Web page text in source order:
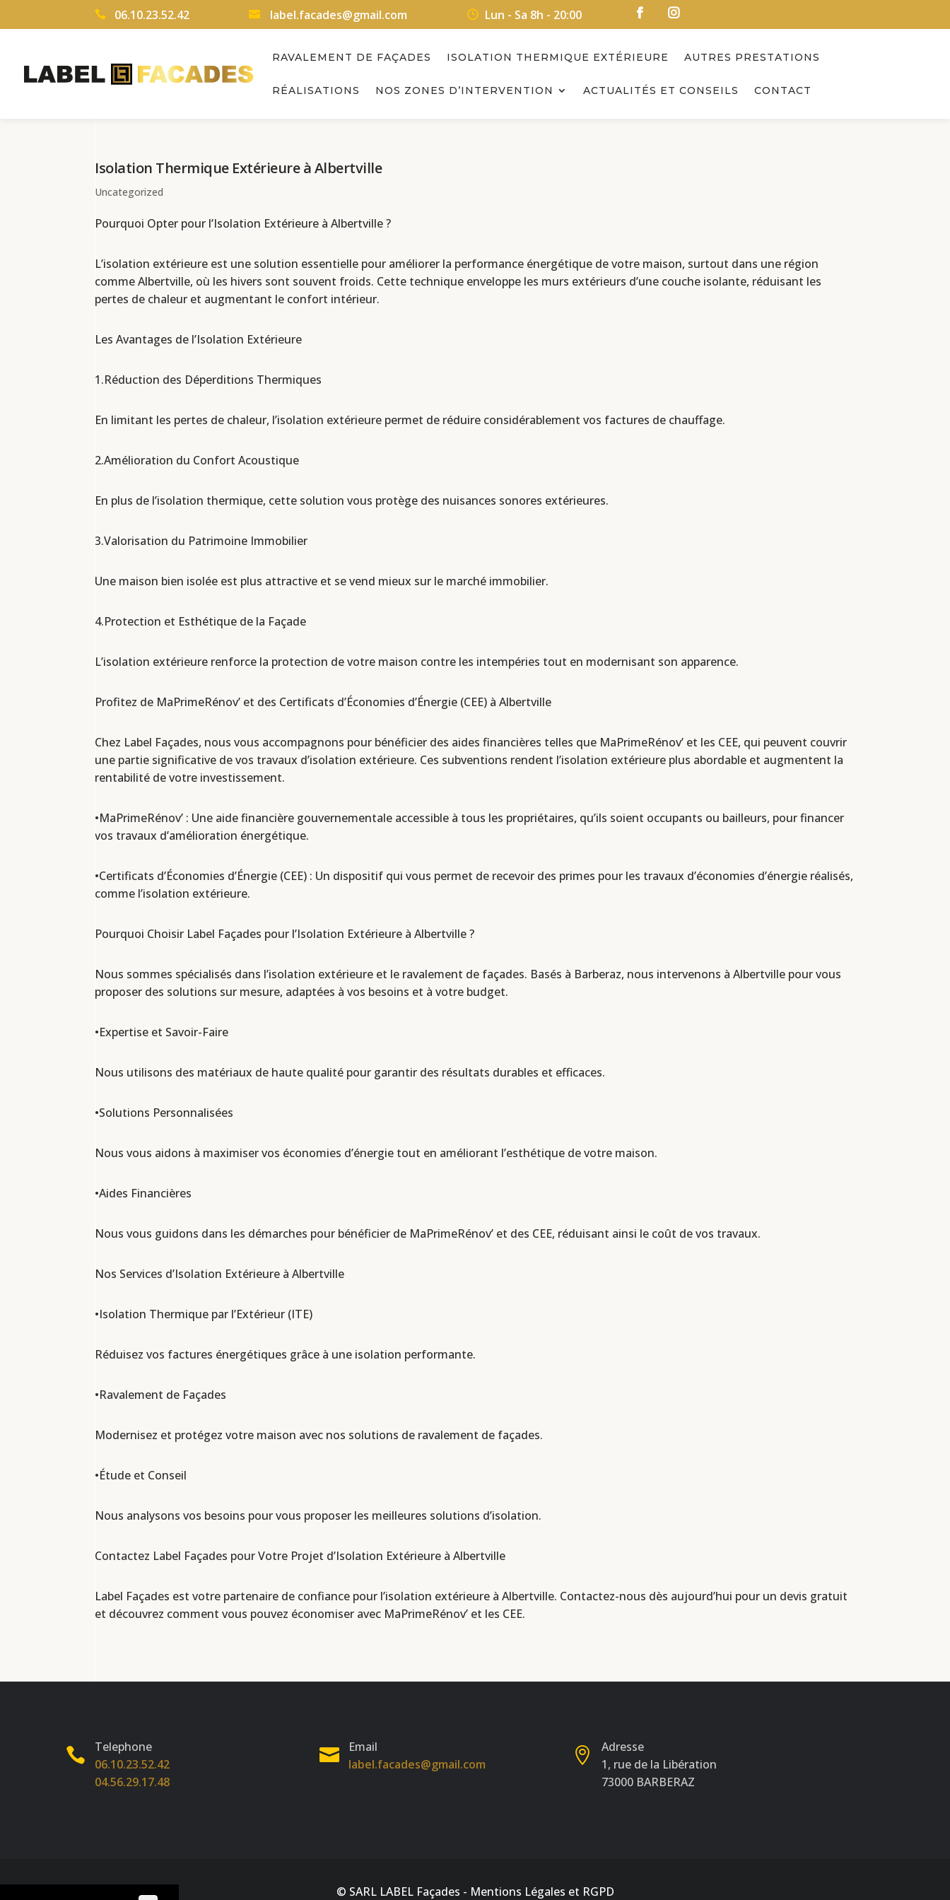
06.10.23.52.42 label.facades@gmail.com Lun - Sa 8h - 20:00
RAVALEMENT DE FAÇADES ISOLATION THERMIQUE EXTÉRIEURE AUTRES PRESTATIONS
RÉALISATIONS NOS ZONES D’INTERVENTION ACTUALITÉS ET CONSEILS CONTACT
Isolation Thermique Extérieure à Albertville
Uncategorized
Pourquoi Opter pour l’Isolation Extérieure à Albertville ?
L’isolation extérieure est une solution essentielle pour améliorer la performance énergétique de votre maison, surtout dans une région
comme Albertville, où les hivers sont souvent froids. Cette technique enveloppe les murs extérieurs d’une couche isolante, réduisant les
pertes de chaleur et augmentant le confort intérieur.
Les Avantages de l’Isolation Extérieure
1.Réduction des Déperditions Thermiques
En limitant les pertes de chaleur, l’isolation extérieure permet de réduire considérablement vos factures de chauffage.
2.Amélioration du Confort Acoustique
En plus de l’isolation thermique, cette solution vous protège des nuisances sonores extérieures.
3.Valorisation du Patrimoine Immobilier
Une maison bien isolée est plus attractive et se vend mieux sur le marché immobilier.
4.Protection et Esthétique de la Façade
L’isolation extérieure renforce la protection de votre maison contre les intempéries tout en modernisant son apparence.
Profitez de MaPrimeRénov’ et des Certificats d’Économies d’Énergie (CEE) à Albertville
Chez Label Façades, nous vous accompagnons pour bénéficier des aides financières telles que MaPrimeRénov’ et les CEE, qui peuvent couvrir
une partie significative de vos travaux d’isolation extérieure. Ces subventions rendent l’isolation extérieure plus abordable et augmentent la
rentabilité de votre investissement.
•MaPrimeRénov’ : Une aide financière gouvernementale accessible à tous les propriétaires, qu’ils soient occupants ou bailleurs, pour financer
vos travaux d’amélioration énergétique.
•Certificats d’Économies d’Énergie (CEE) : Un dispositif qui vous permet de recevoir des primes pour les travaux d’économies d’énergie réalisés,
comme l’isolation extérieure.
Pourquoi Choisir Label Façades pour l’Isolation Extérieure à Albertville ?
Nous sommes spécialisés dans l’isolation extérieure et le ravalement de façades. Basés à Barberaz, nous intervenons à Albertville pour vous
proposer des solutions sur mesure, adaptées à vos besoins et à votre budget.
•Expertise et Savoir-Faire
Nous utilisons des matériaux de haute qualité pour garantir des résultats durables et efficaces.
•Solutions Personnalisées
Nous vous aidons à maximiser vos économies d’énergie tout en améliorant l’esthétique de votre maison.
•Aides Financières
Nous vous guidons dans les démarches pour bénéficier de MaPrimeRénov’ et des CEE, réduisant ainsi le coût de vos travaux.
Nos Services d’Isolation Extérieure à Albertville
•Isolation Thermique par l’Extérieur (ITE)
Réduisez vos factures énergétiques grâce à une isolation performante.
•Ravalement de Façades
Modernisez et protégez votre maison avec nos solutions de ravalement de façades.
•Étude et Conseil
Nous analysons vos besoins pour vous proposer les meilleures solutions d’isolation.
Contactez Label Façades pour Votre Projet d’Isolation Extérieure à Albertville
Label Façades est votre partenaire de confiance pour l’isolation extérieure à Albertville. Contactez-nous dès aujourd’hui pour un devis gratuit
et découvrez comment vous pouvez économiser avec MaPrimeRénov’ et les CEE.
Telephone
06.10.23.52.42
04.56.29.17.48
Email
label.facades@gmail.com
Adresse
1, rue de la Libération
73000 BARBERAZ
© SARL LABEL Façades - Mentions Légales et RGPD